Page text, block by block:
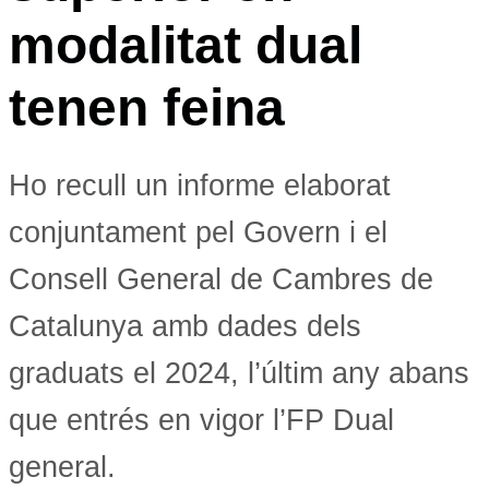
modalitat dual
tenen feina
Ho recull un informe elaborat
conjuntament pel Govern i el
Consell General de Cambres de
Catalunya amb dades dels
graduats el 2024, l’últim any abans
que entrés en vigor l’FP Dual
general.